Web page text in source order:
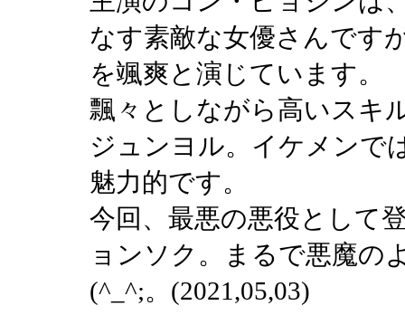
なす素敵な女優さんです
を颯爽と演じています。
飄々としながら高いスキ
ジュンヨル。イケメンで
魅力的です。
今回、最悪の悪役として
ョンソク。まるで悪魔の
(^_^;。(2021,05,03)